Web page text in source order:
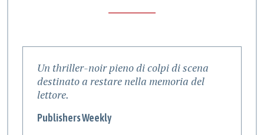
Un thriller-noir pieno di colpi di scena
destinato a restare nella memoria del
lettore.
Publishers Weekly